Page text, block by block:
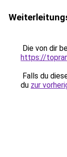
Die von dir
https://
Falls du
du zur